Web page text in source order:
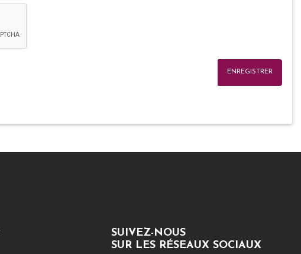
ENREGISTRER
SUIVEZ-NOUS
SUR LES RÉSEAUX SOCIAUX